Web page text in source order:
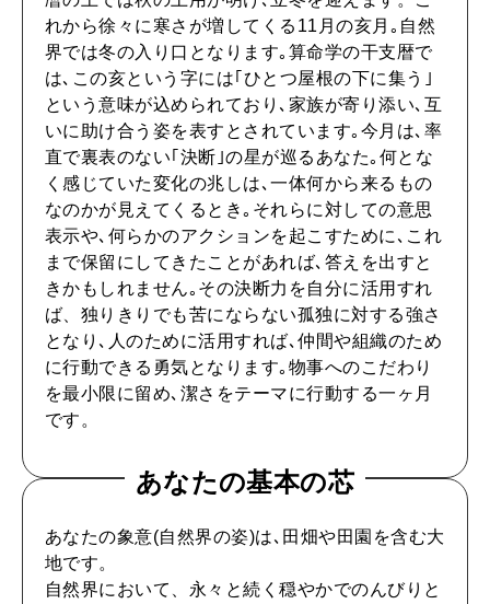
SUSTAINABLE
わたしができること
CULTURE
自分を耕す
WORK&MONEY
いい人生って？
MAGAZINE
2026年9月号「北海道 おいしく遊ぶ、夏のご褒美旅。」
2026年7月号「鎌倉 ローカルが 教えてくれた 本当の歩き方。」
MAGAZINE
れから徐々に寒さが増してくる11月の亥月｡自然
界では冬の入り口となります｡算命学の干支暦で
は､この亥という字には｢ひとつ屋根の下に集う｣
という意味が込められており､家族が寄り添い､互
いに助け合う姿を表すとされています｡今月は､率
直で裏表のない｢決断｣の星が巡るあなた｡何とな
く感じていた変化の兆しは､一体何から来るもの
なのかが見えてくるとき｡それらに対しての意思
表示や､何らかのアクションを起こすために､これ
まで保留にしてきたことがあれば､答えを出すと
きかもしれません｡その決断力を自分に活用すれ
ば、独りきりでも苦にならない孤独に対する強さ
となり､人のために活用すれば､仲間や組織のため
に行動できる勇気となります｡物事へのこだわり
を最小限に留め､潔さをテーマに行動する一ヶ月
です。
あなたの基本の芯
あなたの象意(自然界の姿)は､田畑や田園を含む大
地です。
自然界において、永々と続く穏やかでのんびりと